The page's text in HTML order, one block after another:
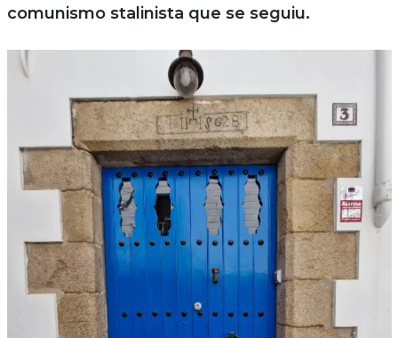
comunismo stalinista que se seguiu.